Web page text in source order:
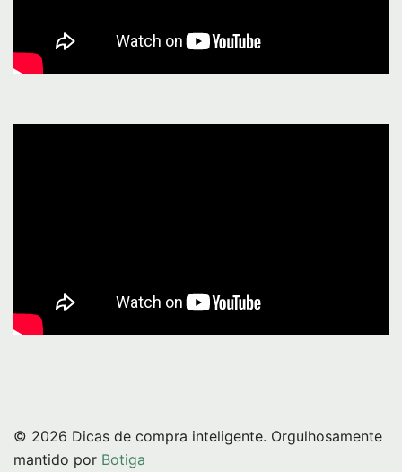
© 2026 Dicas de compra inteligente. Orgulhosamente
mantido por Botiga